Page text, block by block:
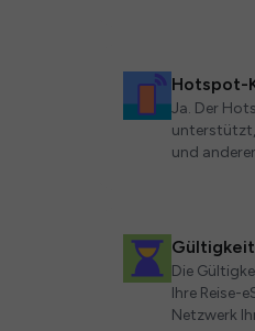
Hotspot-
Ja. Der
und
Die
Ihre Reise-
Netzwerk